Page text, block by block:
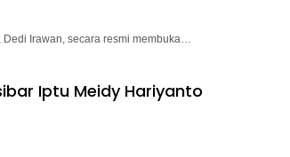
Irawan, secara resmi membuka…
Iptu Meidy Hariyanto